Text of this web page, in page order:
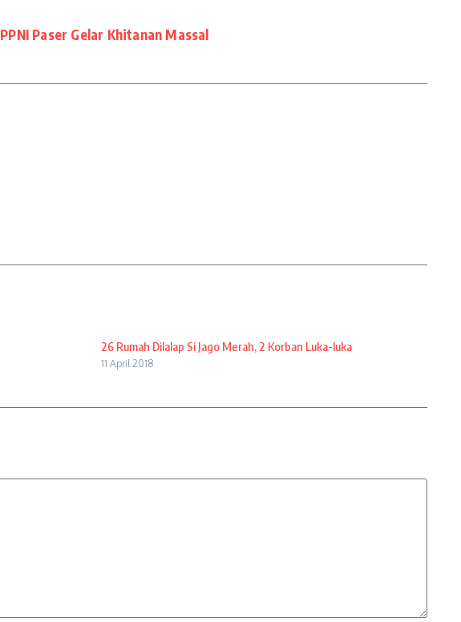
Paser Gelar Khitanan Massal
26 Rumah Dilalap Si Jago Merah, 2 Korban Luka-luka
11 April 2018